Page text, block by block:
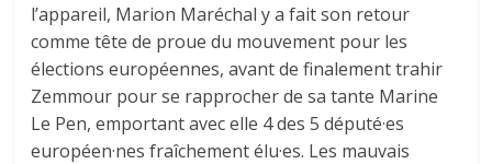
l’appareil, Marion Maréchal y a fait son retour
comme tête de proue du mouvement pour les
élections européennes, avant de finalement trahir
Zemmour pour se rapprocher de sa tante Marine
Le Pen, emportant avec elle 4 des 5 député·es
européen·nes fraîchement élu·es. Les mauvais